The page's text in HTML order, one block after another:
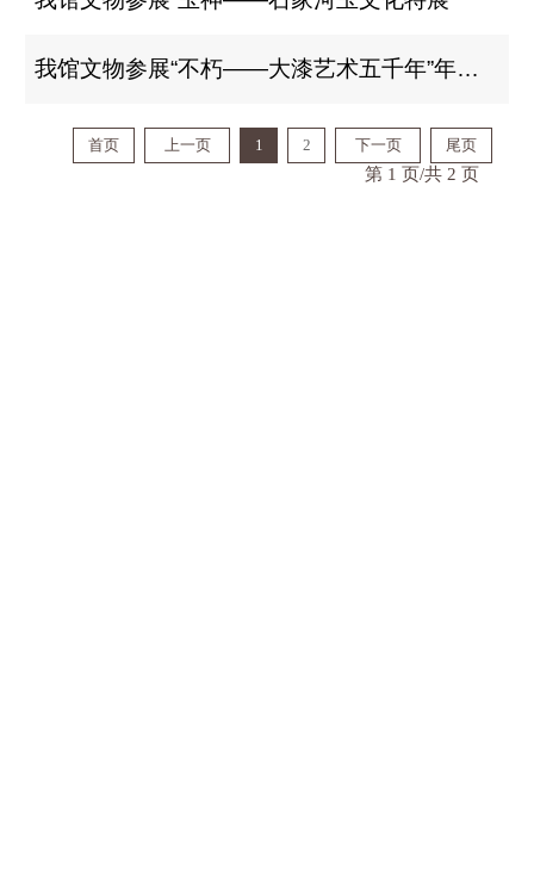
我馆文物参展“不朽——大漆艺术五千年”年度大展
首页 上一页 1 2 下一页 尾页
第 1 页/共 2 页